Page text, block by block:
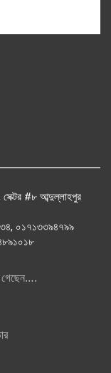
#৮ আব্দুল্লাহপুর
০১৭১৩৩৯৪৭৯৯